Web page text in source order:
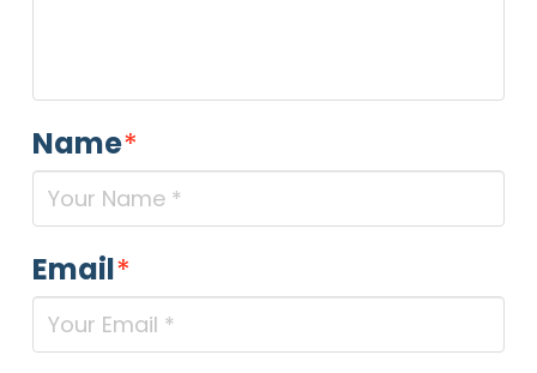
Name*
Email*